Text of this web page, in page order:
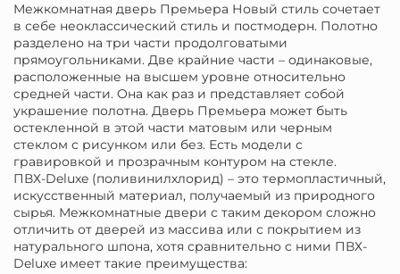
Межкомнатная дверь Премьера Новый стиль сочетает
в себе неоклассический стиль и постмодерн. Полотно
разделено на три части продолговатыми
прямоугольниками. Две крайние части – одинаковые,
расположенные на высшем уровне относительно
средней части. Она как раз и представляет собой
украшение полотна. Дверь Премьера может быть
остекленной в этой части матовым или черным
стеклом с рисунком или без. Есть модели с
гравировкой и прозрачным контуром на стекле.
ПВХ-Deluxe (поливинилхлорид) – это термопластичный,
искусственный материал, получаемый из природного
сырья. Межкомнатные двери с таким декором сложно
отличить от дверей из массива или с покрытием из
натурального шпона, хотя сравнительно с ними ПВХ-
Deluxe имеет такие преимущества: